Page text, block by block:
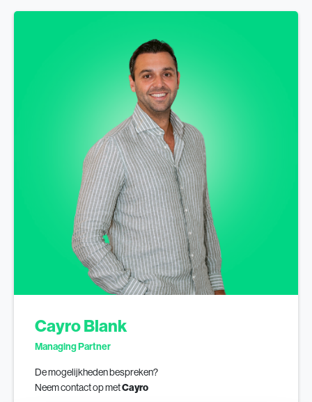
Cayro Blank
Managing Partner
De mogelijkheden bespreken?
Neem contact op metCayro